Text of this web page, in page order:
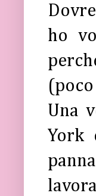
ho
Una
York